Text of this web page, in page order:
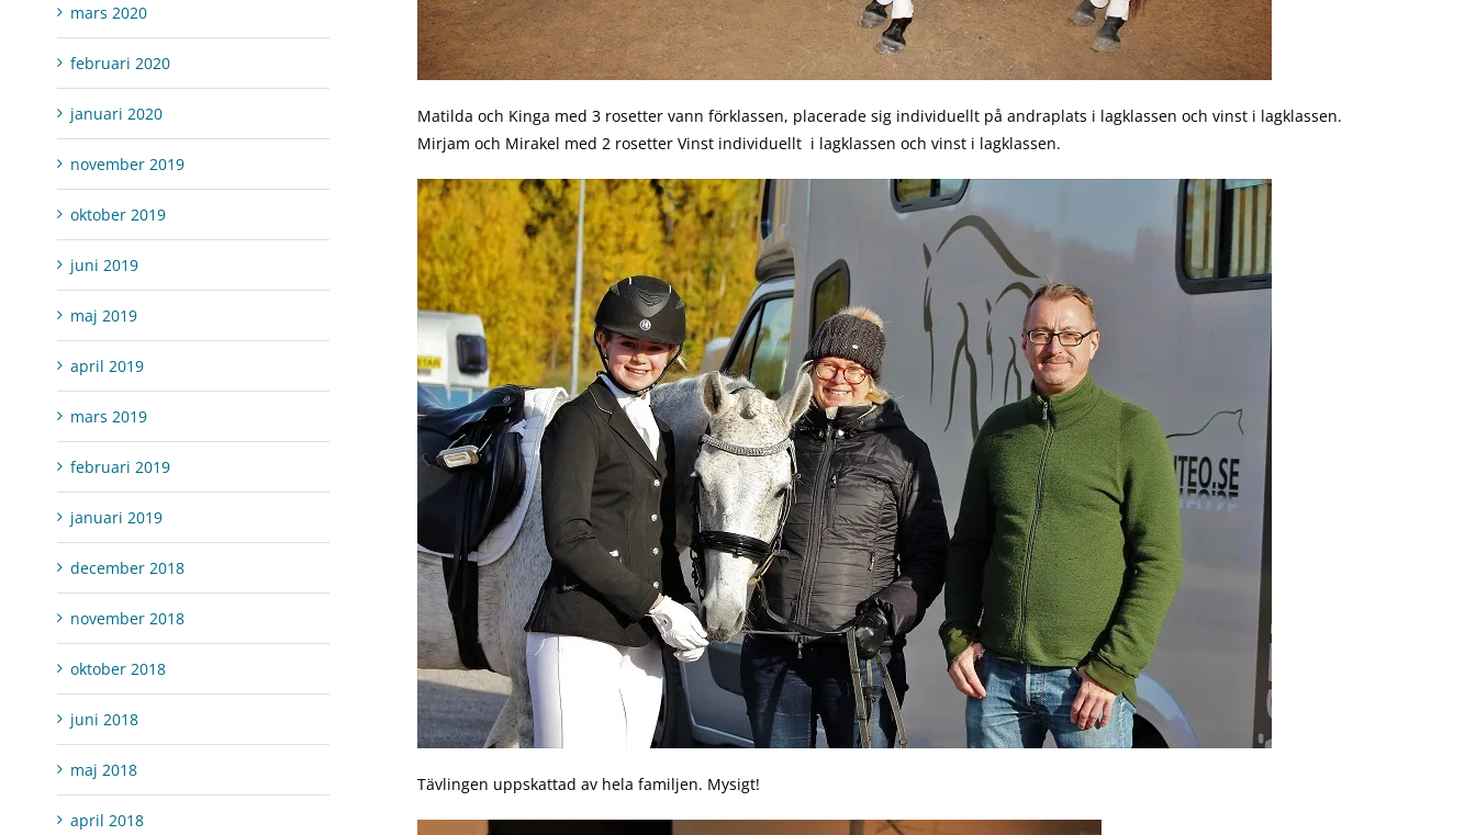
Matilda och Kinga med 3 rosetter vann förklassen, placerade sig individuellt på andraplats i lagklassen och vinst i lagklassen.
Mirjam och Mirakel med 2 rosetter Vinst individuellt i lagklassen och vinst i lagklassen.
Tävlingen uppskattad av hela familjen. Mysigt!
mars 2020
februari 2020
januari 2020
november 2019
oktober 2019
juni 2019
maj 2019
april 2019
mars 2019
februari 2019
januari 2019
december 2018
november 2018
oktober 2018
juni 2018
maj 2018
april 2018